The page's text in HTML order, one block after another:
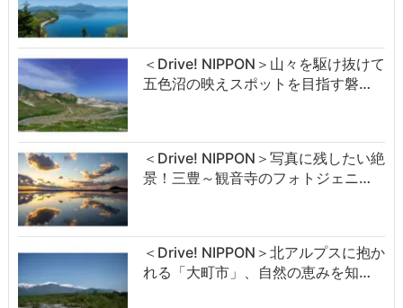
＜Drive! NIPPON＞山々を駆け抜けて
五色沼の映えスポットを目指す磐…
＜Drive! NIPPON＞写真に残したい絶
景！三豊～観音寺のフォトジェニ…
＜Drive! NIPPON＞北アルプスに抱か
れる「大町市」、自然の恵みを知…